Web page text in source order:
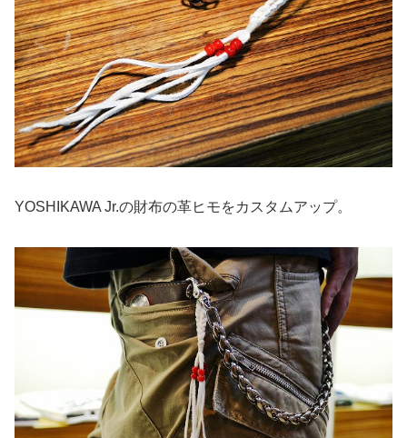
YOSHIKAWA Jr.の財布の革ヒモをカスタムアップ。